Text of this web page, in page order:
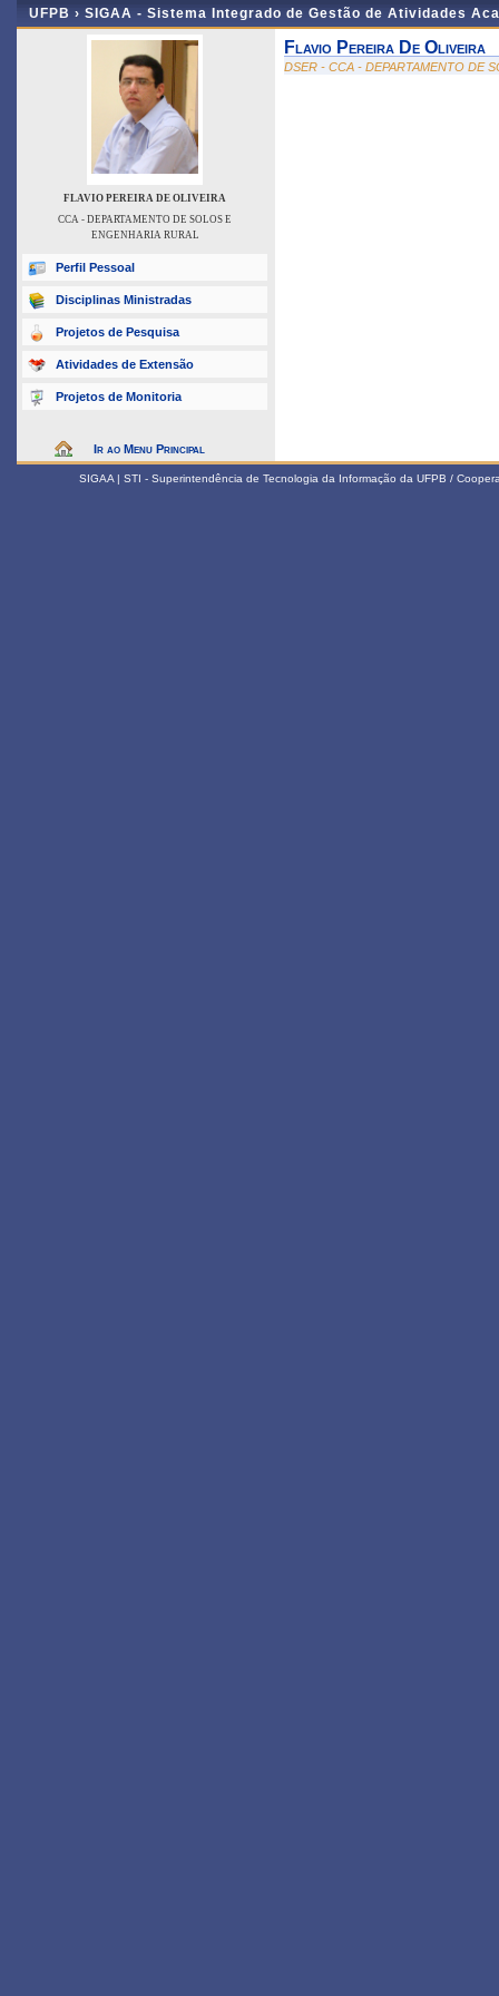
UFPB › SIGAA - Sistema Integrado de Gestão de Atividades
FLAVIO PEREIRA DE OLIVEIRA
CCA - DEPARTAMENTO DE SOLOS E
ENGENHARIA RURAL
Perfil Pessoal
Disciplinas Ministradas
Projetos de Pesquisa
Atividades de Extensão
Projetos de Monitoria
Ir ao Menu Principal
Flavio Pereira De Oliveira
DSER - CCA - DEPARTAMENTO DE
SIGAA | STI - Superintendência de Tecnologia da Informação da UFPB /